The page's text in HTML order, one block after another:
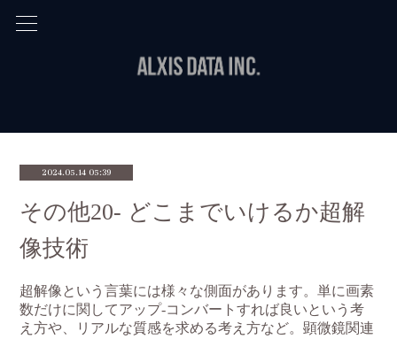
2024.05.14 05:39
その他20- どこまでいけるか超解
像技術